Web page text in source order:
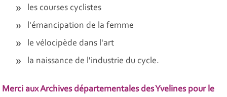
les courses cyclistes
l'émancipation de la femme
le vélocipède dans l'art
la naissance de l'industrie du cycle.
Merci aux Archives départementales des Yvelines pour le